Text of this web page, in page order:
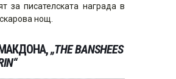
за писателската награда в
нощ.
„THE BANSHEES